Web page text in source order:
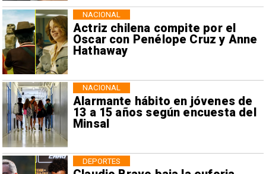
Actriz chilena compite por el
Oscar con Penélope Cruz y Anne
Hathaway
NACIONAL
Alarmante hábito en jóvenes de
13 a 15 años según encuesta del
Minsal
NACIONAL
DEPORTES